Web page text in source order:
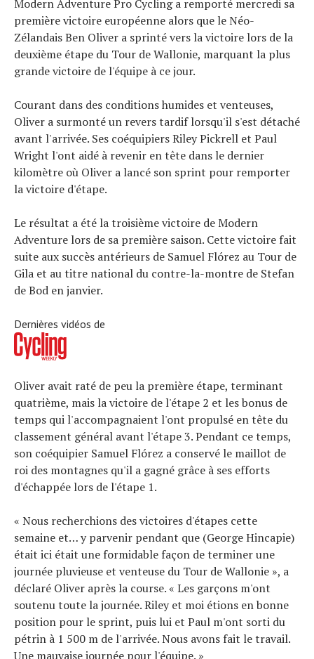
Modern Adventure Pro Cycling a remporté mercredi sa
première victoire européenne alors que le Néo-
Zélandais Ben Oliver a sprinté vers la victoire lors de la
deuxième étape du Tour de Wallonie, marquant la plus
grande victoire de l'équipe à ce jour.
Courant dans des conditions humides et venteuses,
Oliver a surmonté un revers tardif lorsqu'il s'est détaché
avant l'arrivée. Ses coéquipiers Riley Pickrell et Paul
Wright l'ont aidé à revenir en tête dans le dernier
kilomètre où Oliver a lancé son sprint pour remporter
la victoire d'étape.
Le résultat a été la troisième victoire de Modern
Adventure lors de sa première saison. Cette victoire fait
suite aux succès antérieurs de Samuel Flórez au Tour de
Gila et au titre national du contre-la-montre de Stefan
de Bod en janvier.
Dernières vidéos de
Oliver avait raté de peu la première étape, terminant
quatrième, mais la victoire de l'étape 2 et les bonus de
temps qui l'accompagnaient l'ont propulsé en tête du
classement général avant l'étape 3. Pendant ce temps,
son coéquipier Samuel Flórez a conservé le maillot de
roi des montagnes qu'il a gagné grâce à ses efforts
d'échappée lors de l'étape 1.
« Nous recherchions des victoires d'étapes cette
semaine et… y parvenir pendant que (George Hincapie)
était ici était une formidable façon de terminer une
journée pluvieuse et venteuse du Tour de Wallonie », a
déclaré Oliver après la course. « Les garçons m'ont
soutenu toute la journée. Riley et moi étions en bonne
position pour le sprint, puis lui et Paul m'ont sorti du
pétrin à 1 500 m de l'arrivée. Nous avons fait le travail.
Une mauvaise journée pour l'équipe. »
Tous nos articles
À propos